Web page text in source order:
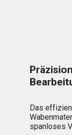
Das
spanloses